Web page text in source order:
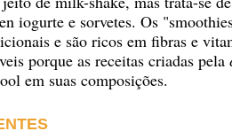
iogurte e sorvetes. Os
e são ricos em fibras e
porque as receitas criadas pela
em suas composições.